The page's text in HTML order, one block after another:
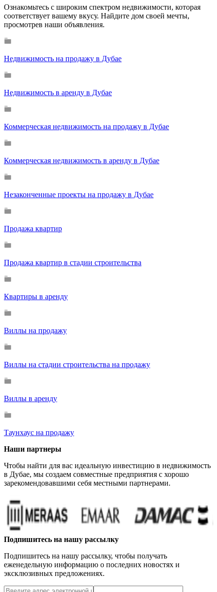
Ознакомьтесь с широким спектром недвижимости, которая
соответствует вашему вкусу. Найдите дом своей мечты,
просмотрев наши объявления.
Недвижимость на продажу в Дубае
Недвижимость в аренду в Дубае
Коммерческая недвижимость на продажу в Дубае
Коммерческая недвижимость в аренду в Дубае
Незаконченные проекты на продажу в Дубае
Продажа квартир
Продажа квартир в стадии строительства
Квартиры в аренду
Виллы на продажу
Виллы на стадии строительства на продажу
Виллы в аренду
Таунхаус на продажу
Наши партнеры
Чтобы найти для вас идеальную инвестицию в недвижимость
в Дубае, мы создаем совместные предприятия с хорошо
зарекомендовавшими себя местными партнерами.
Подпишитесь на нашу рассылку
Подпишитесь на нашу рассылку, чтобы получать
еженедельную информацию о последних новостях и
эксклюзивных предложениях.